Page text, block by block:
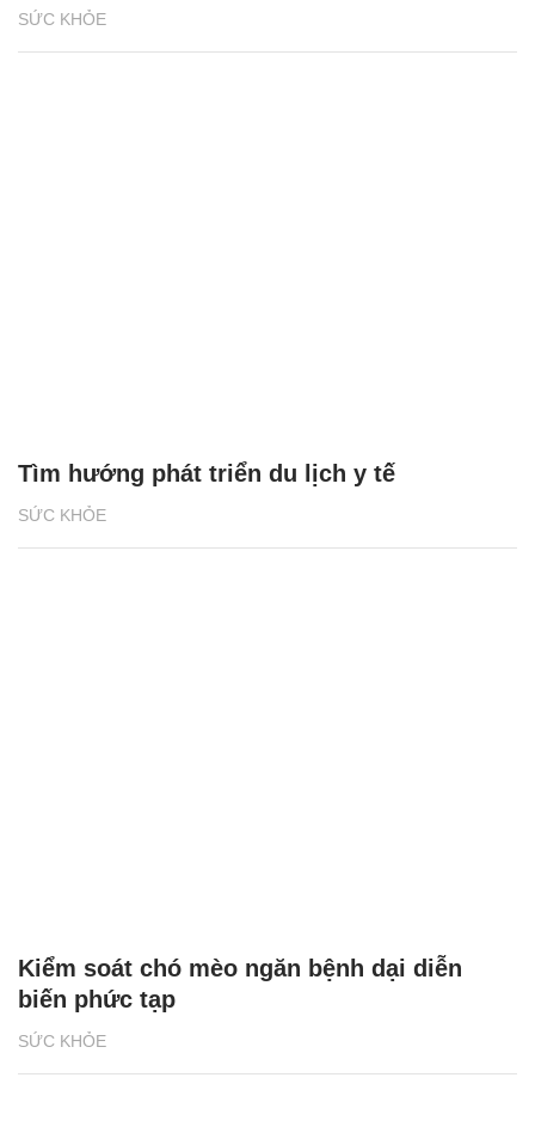
SỨC KHỎE
SỨC KHỎE
Tìm hướng phát triển du lịch y tế
SỨC KHỎE
Kiểm soát chó mèo ngăn bệnh dại diễn
biến phức tạp